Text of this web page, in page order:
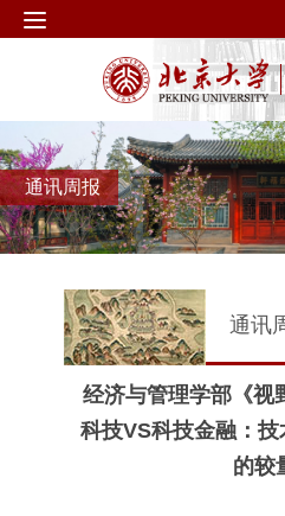
通讯周报
通讯
经济与管理学部《视
科技VS科技金融：
的较